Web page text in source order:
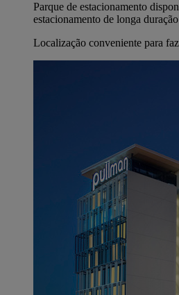
Parque de estacionamento
estacionamento de longa duração
Localização conveniente para